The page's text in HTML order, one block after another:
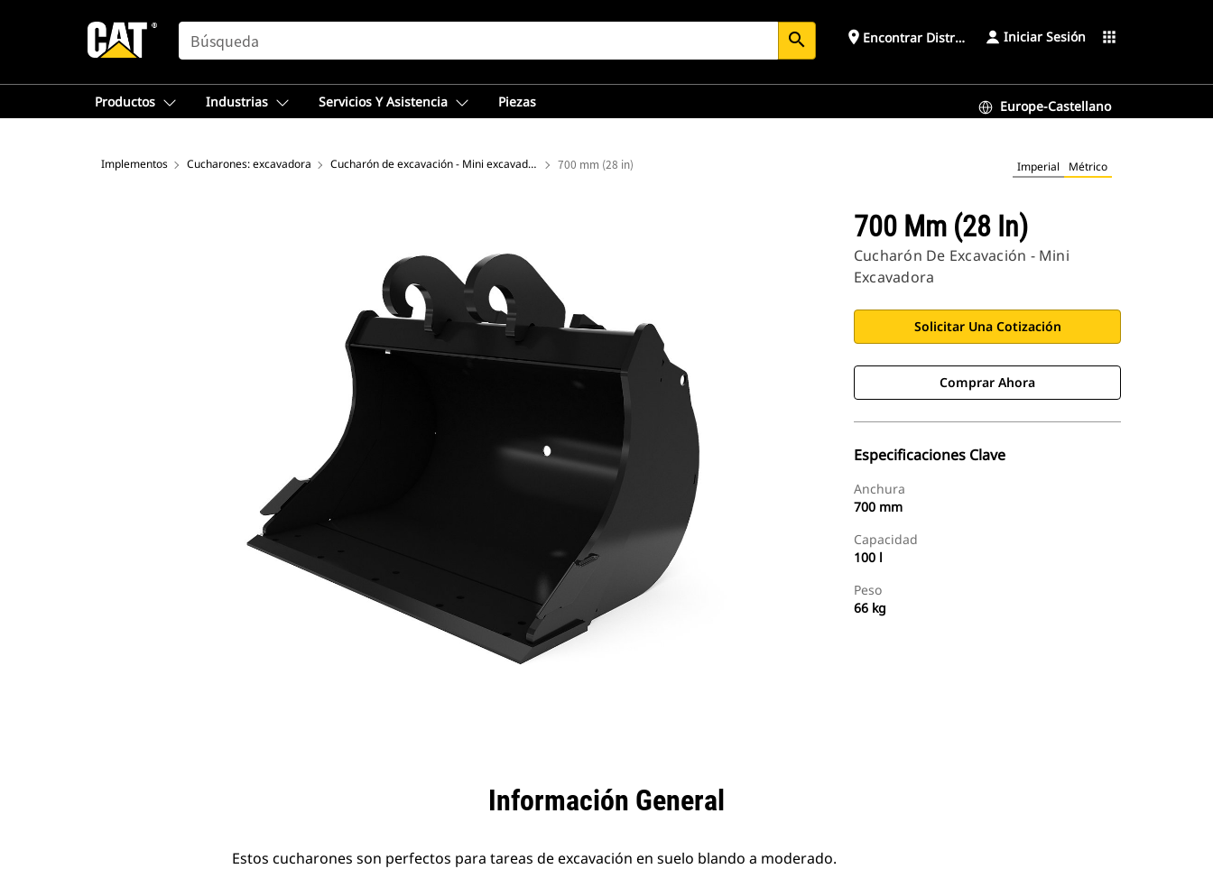
SEARCH search place Encontrar Distribuidor Iniciar Sesión apps
Productos Industrias Servicios Y Asistencia Piezas Europe-Castellano
Implementos Cucharones: excavadora Cucharón de excavación - Mini excavadora 700 mm (28 in) Imperial Métrico
700 Mm (28 In)
Cucharón De Excavación - Mini
Excavadora
Solicitar Una Cotización
Comprar Ahora
Especificaciones Clave
Anchura
700 mm
Capacidad
100 l
Peso
66 kg
Información General
Estos cucharones son perfectos para tareas de excavación en suelo blando a moderado.